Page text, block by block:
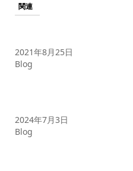
関連
2021年8月25日
Blog
2024年7月3日
Blog